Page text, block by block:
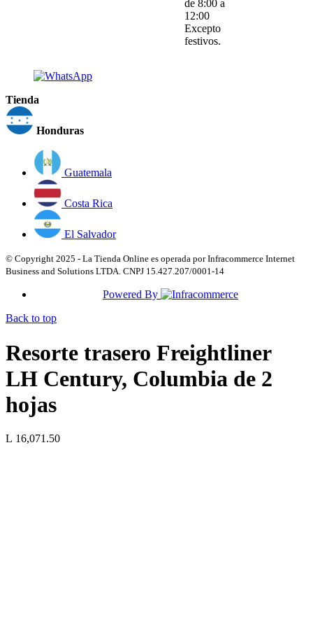
de 8:00 a
12:00
Excepto
festivos.
Tienda
Honduras
Guatemala
Costa Rica
El Salvador
© Copyright 2025 - La Tienda Online es operada por Infracommerce Internet
Business and Solutions LTDA. CNPJ 15.427.207/0001-14
Powered By
Back to top
Resorte trasero Freightliner
LH Century, Columbia de 2
hojas
L 16,071.50